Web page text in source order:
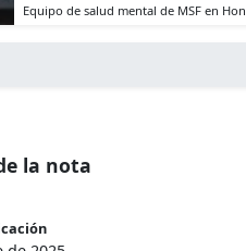
Equipo de salud mental de MSF en
la nota